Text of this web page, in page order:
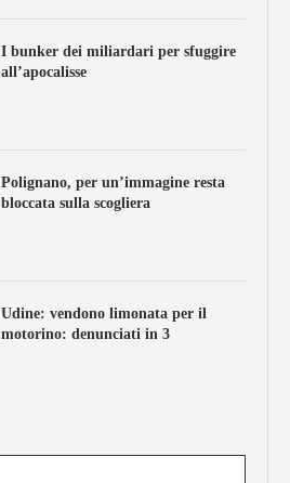
I bunker dei miliardari per sfuggire
all’apocalisse
Polignano, per un’immagine resta
bloccata sulla scogliera
Udine: vendono limonata per il
motorino: denunciati in 3